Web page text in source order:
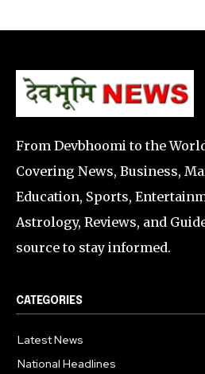
From Devbhoomi to the World
Covering News, Business,
Education, Sports,
Astrology, Reviews, and
source to stay informed.
CATEGORIES
Latest News
National Headlines